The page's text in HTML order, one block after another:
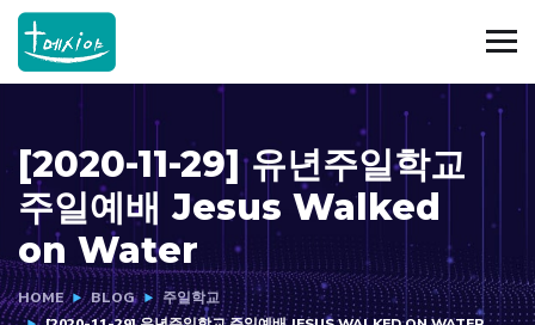
[2020-11-29] 유년주일학교
주일예배 Jesus Walked
on Water
HOME BLOG
주일학교